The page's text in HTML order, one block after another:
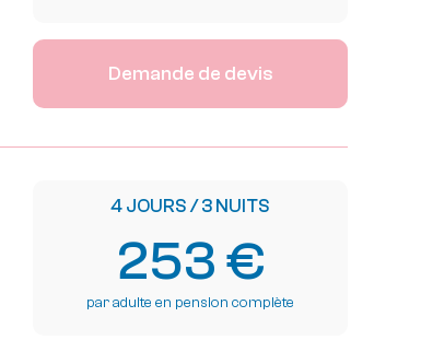
Demande de devis
4 JOURS / 3 NUITS
253 €
par adulte en pension complète